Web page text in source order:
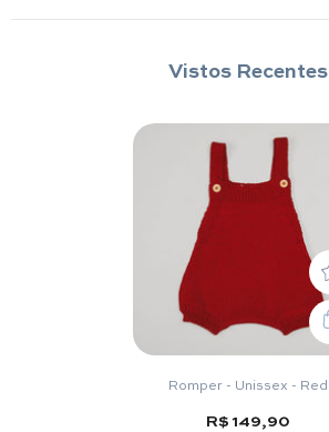
Vistos Recentes
Romper - Unissex - Red
R$ 149,90